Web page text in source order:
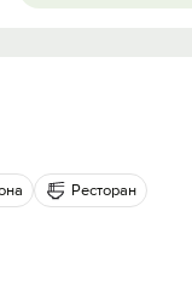
Ресторан